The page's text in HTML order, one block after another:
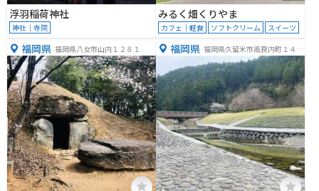
浮羽稲荷神社
神社｜寺院
みるく畑くりやま
カフェ｜軽食 ソフトクリーム スイーツ
福岡県 福岡県八女市山内１２８１ 福岡県 福岡県久留米市高良内町１４３
９−１７